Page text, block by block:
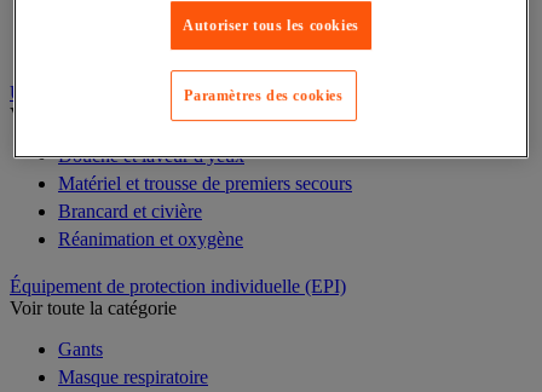
Armoire à pharmacie
Mobilier et fournitures pour cabinet médical
Urgence et premiers secours
Voir toute la catégorie
Douche et laveur d'yeux
Matériel et trousse de premiers secours
Brancard et civière
Réanimation et oxygène
Équipement de protection individuelle (EPI)
Voir toute la catégorie
Gants
Masque respiratoire
Autoriser tous les cookies
Paramètres des cookies